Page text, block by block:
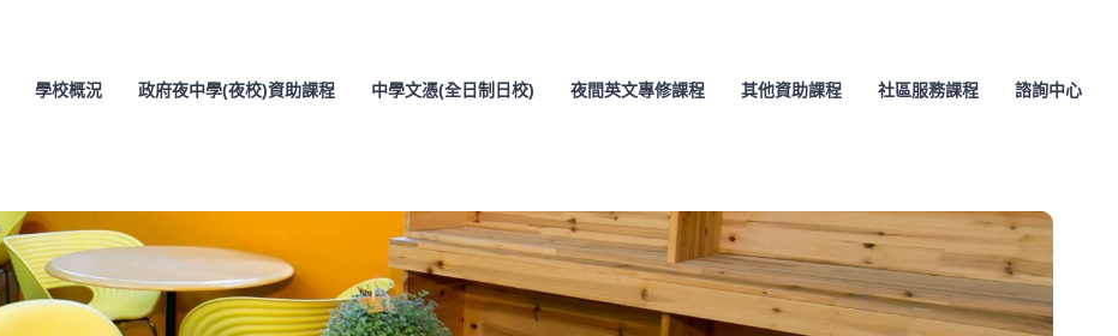
學校概況 政府夜中學(夜校)資助課程 中學文憑(全日制日校) 夜間英文專修課程 其他資助課程 社區服務課程 諮詢中心